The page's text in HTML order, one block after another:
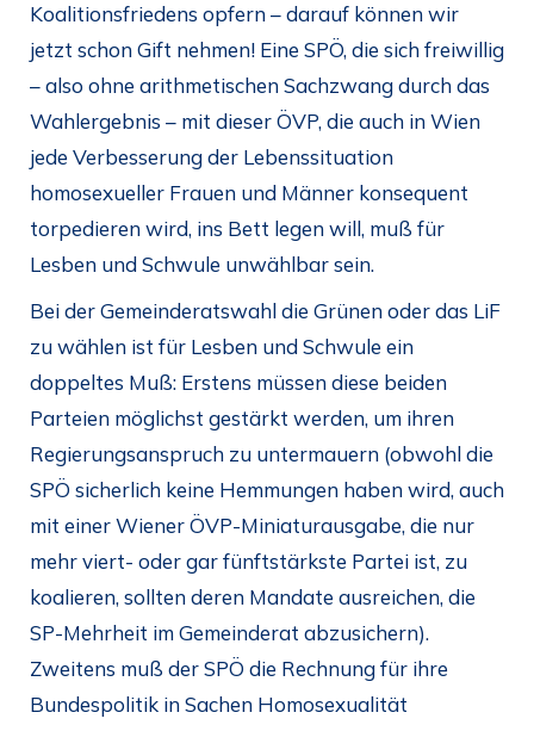
Koalitionsfriedens opfern – darauf können wir
jetzt schon Gift nehmen! Eine SPÖ, die sich freiwillig
– also ohne arithmetischen Sachzwang durch das
Wahlergebnis – mit dieser ÖVP, die auch in Wien
jede Verbesserung der Lebenssituation
homosexueller Frauen und Männer konsequent
torpedieren wird, ins Bett legen will, muß für
Lesben und Schwule unwählbar sein.
Bei der Gemeinderatswahl die Grünen oder das LiF
zu wählen ist für Lesben und Schwule ein
doppeltes Muß: Erstens müssen diese beiden
Parteien möglichst gestärkt werden, um ihren
Regierungsanspruch zu untermauern (obwohl die
SPÖ sicherlich keine Hemmungen haben wird, auch
mit einer Wiener ÖVP-Miniaturausgabe, die nur
mehr viert- oder gar fünftstärkste Partei ist, zu
koalieren, sollten deren Mandate ausreichen, die
SP-Mehrheit im Gemeinderat abzusichern).
Zweitens muß der SPÖ die Rechnung für ihre
Bundespolitik in Sachen Homosexualität